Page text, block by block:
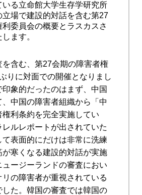
る立命館大学生存学研究所
場で建設的対話を含む第27
委員会の概要とラスカスさ
ます。
を含む、第27会期の障害者権
りに対面での開催となりまし
象的だったのはまず、中国
中国の障害者組織から「中
権利条約を完全実施してい
レルレポートが出されていた
て表面的にだけは非常に洗練
が寒くなる建設的対話が実施
ュージーランドの審査におい
の障害者が重視されている
した。韓国の審査では韓国の